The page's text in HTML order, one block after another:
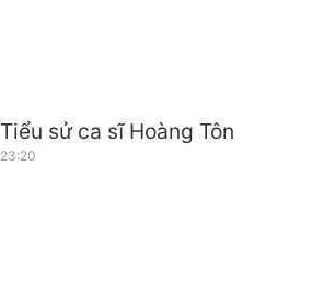
Tiểu sử ca sĩ Hoàng Tôn
23:20